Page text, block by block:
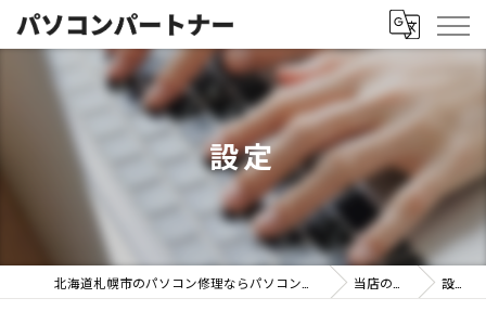
設定
当店の特徴 設定